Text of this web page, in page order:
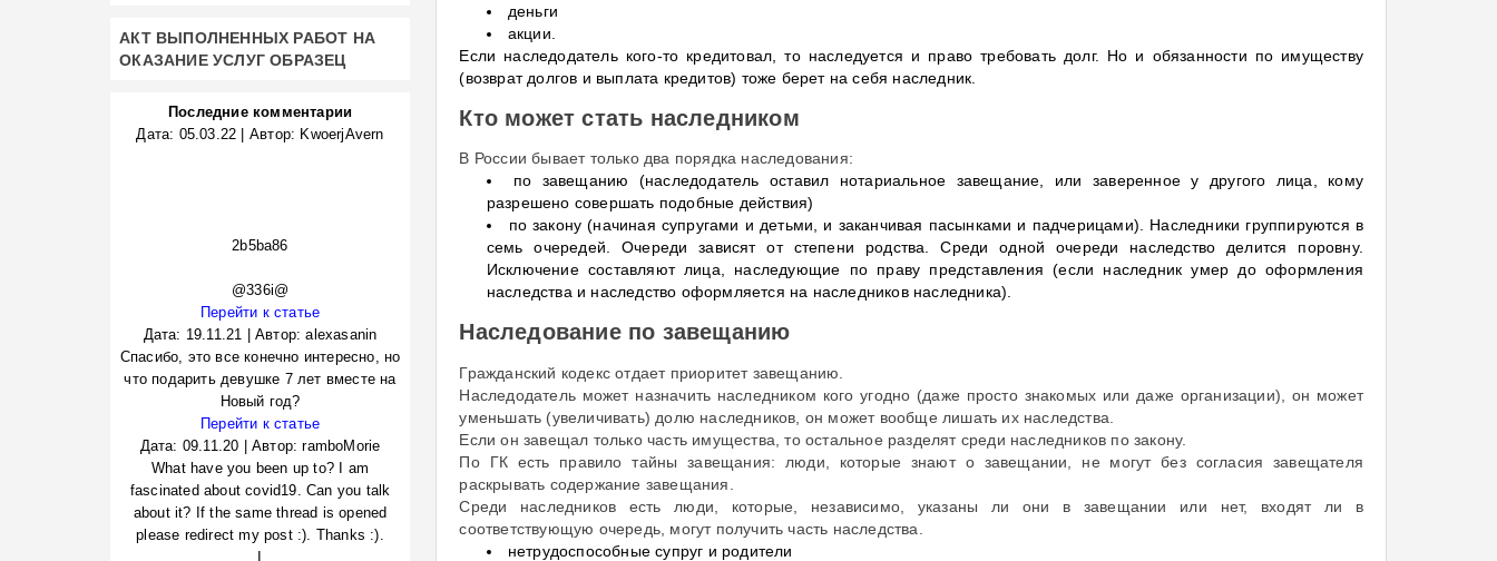
деньги
акции.
Если наследодатель кого-то кредитовал, то наследуется и право требовать долг. Но и обязанности по имуществу
(возврат долгов и выплата кредитов) тоже берет на себя наследник.
Кто может стать наследником
В России бывает только два порядка наследования:
по завещанию (наследодатель оставил нотариальное завещание, или заверенное у другого лица, кому
разрешено совершать подобные действия)
по закону (начиная супругами и детьми, и заканчивая пасынками и падчерицами). Наследники группируются в
семь очередей. Очереди зависят от степени родства. Среди одной очереди наследство делится поровну.
Исключение составляют лица, наследующие по праву представления (если наследник умер до оформления
наследства и наследство оформляется на наследников наследника).
Наследование по завещанию
Гражданский кодекс отдает приоритет завещанию.
Наследодатель может назначить наследником кого угодно (даже просто знакомых или даже организации), он может
уменьшать (увеличивать) долю наследников, он может вообще лишать их наследства.
Если он завещал только часть имущества, то остальное разделят среди наследников по закону.
По ГК есть правило тайны завещания: люди, которые знают о завещании, не могут без согласия завещателя
раскрывать содержание завещания.
Среди наследников есть люди, которые, независимо, указаны ли они в завещании или нет, входят ли в
соответствующую очередь, могут получить часть наследства.
нетрудоспособные супруг и родители
АКТ ВЫПОЛНЕННЫХ РАБОТ НА
ОКАЗАНИЕ УСЛУГ ОБРАЗЕЦ
Последние комментарии
Дата: 05.03.22 Автор: KwoerjAvern
2b5ba86
@336i@
Перейти к статье
Дата: 19.11.21 |Автор:alexasanin
Спасибо, это все конечно интересно, но
что подарить девушке 7 лет вместе на
Новый год?
Перейти к статье
Дата: 09.11.20 |Автор:ramboMorie
What have you been up to? I am
fascinated about covid19. Can you talk
about it? If the same thread is opened
please redirect my post :). Thanks :).